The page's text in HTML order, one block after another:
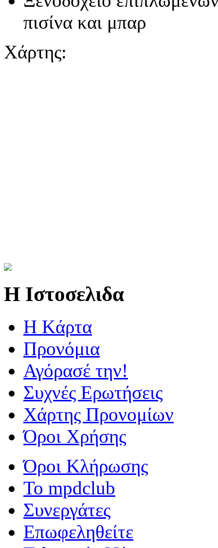
πισίνα και μπαρ
Χάρτης:
Η Ιστοσελιδα
Η Kάρτα
Προνόμια
Αγόρασέ την!
Συχνές Ερωτήσεις
Χάρτης Προνομίων
Όροι Χρήσης
Όροι Κλήρωσης
To mpdclub
Συνεργάτες
Επωφεληθείτε